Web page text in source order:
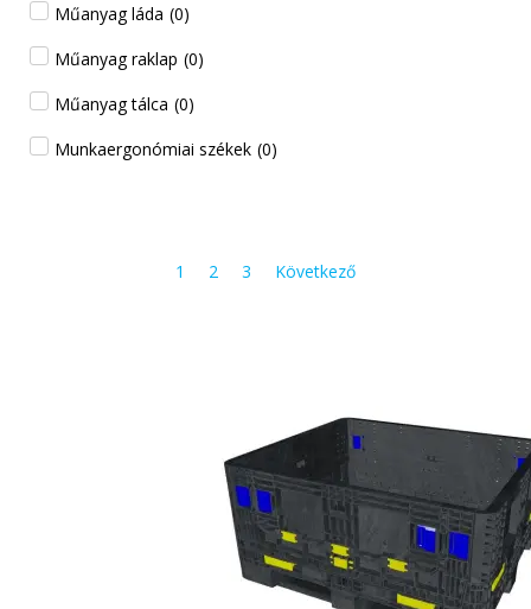
Műanyag láda (0)
Műanyag raklap (0)
Műanyag tálca (0)
Munkaergonómiai székek (0)
1 2 3 Következő